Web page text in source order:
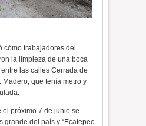
cómo trabajadores del
la limpieza de una boca
las calles Cerrada de
Madero, que tenía metro y
el próximo 7 de junio se
grande del país y “Ecatepec